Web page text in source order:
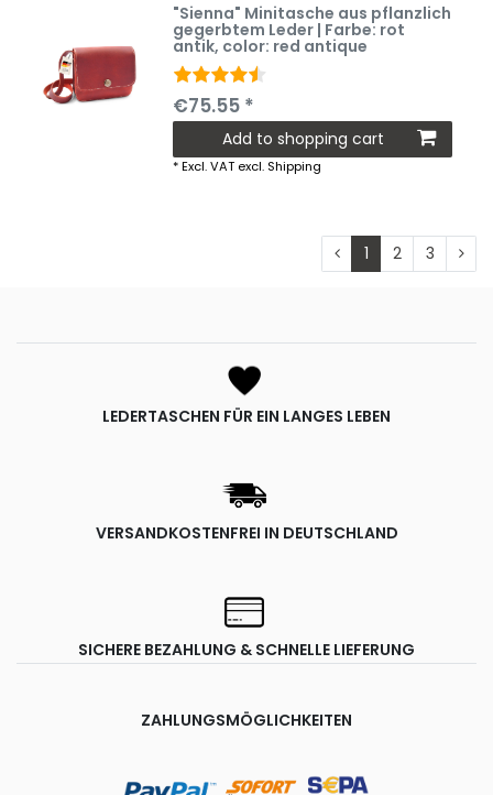
"Sienna" Minitasche aus pflanzlich
gegerbtem Leder | Farbe: rot
antik, color: red antique
€75.55 *
Add to shopping cart
*Excl. VAT excl. Shipping
1 2 3
LEDERTASCHEN FÜR EIN LANGES LEBEN
VERSANDKOSTENFREI IN DEUTSCHLAND
SICHERE BEZAHLUNG & SCHNELLE LIEFERUNG
ZAHLUNGSMÖGLICHKEITEN